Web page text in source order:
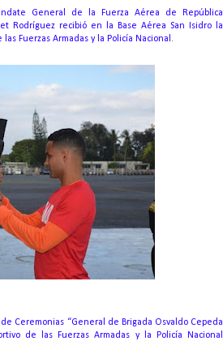
General de la Fuerza Aérea de República
Rodríguez recibió en la Base Aérea San Isidro la
Fuerzas Armadas y la Policía Nacional.
Ceremonias “General de Brigada Osvaldo Cepeda
de las Fuerzas Armadas y la Policía Nacional